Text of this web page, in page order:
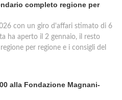
completo regione per
con un giro d'affari stimato di 6
ha aperto il 2 gennaio, il resto
per regione e i consigli del
alla Fondazione Magnani-